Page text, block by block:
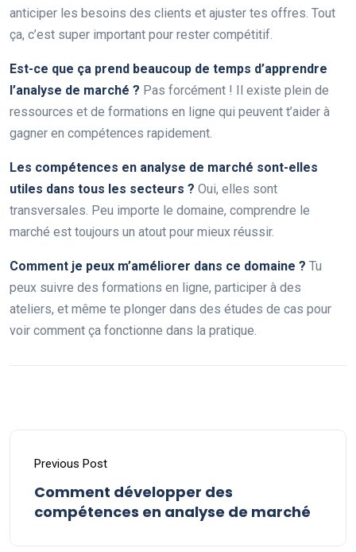
anticiper les besoins des clients et ajuster tes offres. Tout
ça, c’est super important pour rester compétitif.
Est-ce que ça prend beaucoup de temps d’apprendre
l’analyse de marché ? Pas forcément ! Il existe plein de
ressources et de formations en ligne qui peuvent t’aider à
gagner en compétences rapidement.
Les compétences en analyse de marché sont-elles
utiles dans tous les secteurs ? Oui, elles sont
transversales. Peu importe le domaine, comprendre le
marché est toujours un atout pour mieux réussir.
Comment je peux m’améliorer dans ce domaine ? Tu
peux suivre des formations en ligne, participer à des
ateliers, et même te plonger dans des études de cas pour
voir comment ça fonctionne dans la pratique.
Previous Post
Comment développer des
compétences en analyse de marché